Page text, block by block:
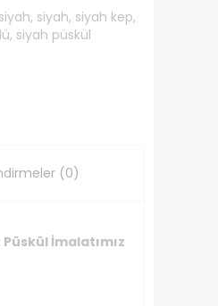
, siyah, siyah kep,
, siyah püskül
(0)
İmalatımız